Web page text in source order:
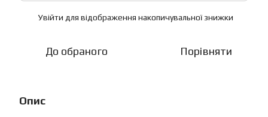
Увійти для відображення накопичувальної знижки
До обраного Порівняти
Опис